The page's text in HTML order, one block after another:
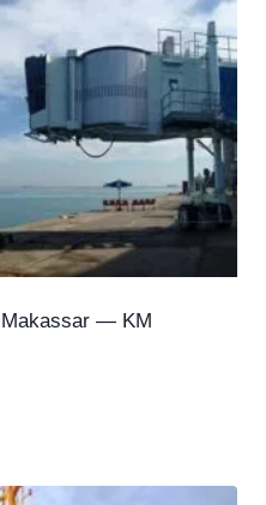
Makassar — KM